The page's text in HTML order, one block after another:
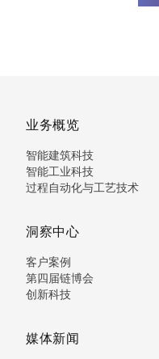
业务概览
智能建筑科技
智能工业科技
过程自动化与工艺技术
洞察中心
客户案例
第四届链博会
创新科技
媒体新闻